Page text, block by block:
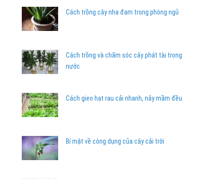
Cách trồng cây nha đam trong phòng ngủ
Cách trồng và chăm sóc cây phát tài trong
nước
Cách gieo hạt rau cải nhanh, nảy mầm đều
Bí mật về công dụng của cây cải trời